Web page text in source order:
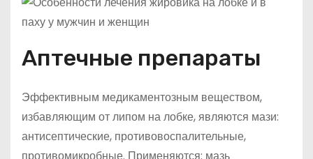
Аптечные препараты
Эффективным медикаментозным веществом,
избавляющим от липом на лобке, являются мази:
антисептические, противовоспалительные,